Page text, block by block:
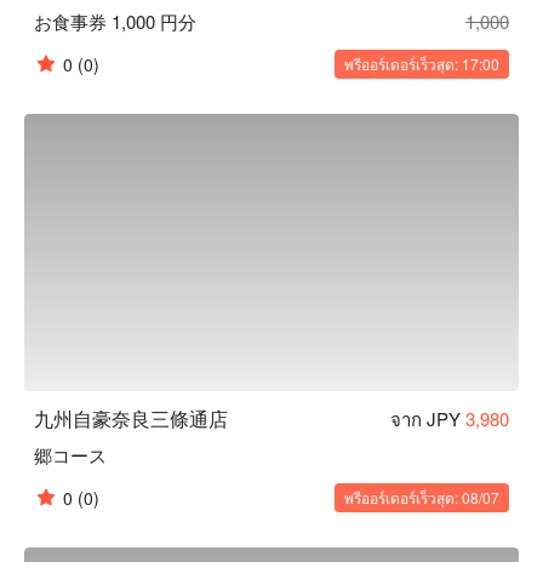
お食事券 1,000 円分
1,000
0 (0) พรีออร์เดอร์เร็วสุด: 17:00
九州自豪奈良三條通店 จาก JPY3,980
郷コース
0 (0) พรีออร์เดอร์เร็วสุด: 08/07